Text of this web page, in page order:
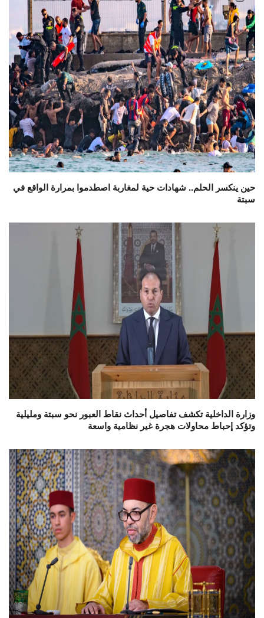
حين ينكسر الحلم.. شهادات حية لمغاربة اصطدموا بمرارة الواقع في
سبتة
وزارة الداخلية تكشف تفاصيل أحداث نقاط العبور نحو سبتة ومليلية
وتؤكد إحباط محاولات هجرة غير نظامية واسعة